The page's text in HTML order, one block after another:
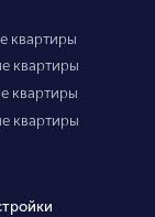
квартиры
квартиры
квартиры
квартиры